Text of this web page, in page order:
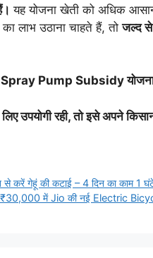
यह योजना खेती को अधिक
लाभ उठाना चाहते हैं, तोजल्द से
Spray Pump Subsidy योजना
उपयोगी रही, तो इसे अपने
करें गेहूं की कटाई – 4 दिन का काम 1
में Jio की नई Electric